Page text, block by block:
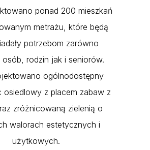
ponad 200 mieszkań
metrażu, które będą
potrzebom zarówno
osób, rodzin jak i seniorów.
ogólnodostępny
osiedlowy z placem zabaw z
zróżnicowaną zielenią o
walorach estetycznych i
użytkowych.